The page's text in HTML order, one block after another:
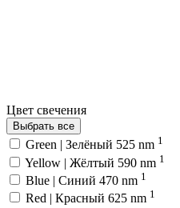
Цвет свечения
Выбрать все
Green | Зелёный 525 nm 1
Yellow | Жёлтый 590 nm 1
Blue | Синий 470 nm 1
Red | Красный 625 nm 1